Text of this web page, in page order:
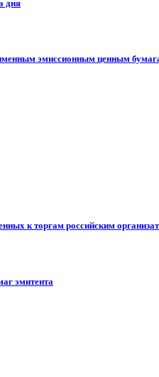
дня
эмиссионным ценным
к торгам российским
эмитента